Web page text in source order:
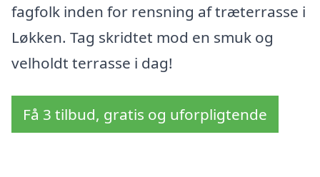
fagfolk inden for rensning af træterrasse i
Løkken. Tag skridtet mod en smuk og
velholdt terrasse i dag!
Få 3 tilbud, gratis og uforpligtende